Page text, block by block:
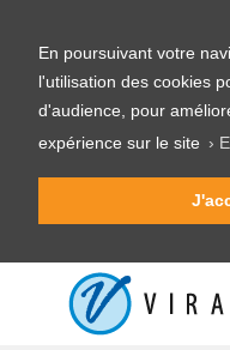
En poursuivant votre
l'utilisation des cookies
d'audience, pour
expérience sur le site ›